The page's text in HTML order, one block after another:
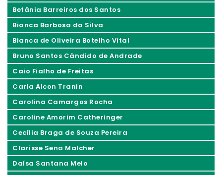
Betânia Barreiros dos Santos
Bianca Barbosa da Silva
Bianca de Oliveira Botelho Vital
Bruno Santos Cândido de Andrade
Caio Fialho de Freitas
Carla Alcon Tranin
Carolina Camargos Rocha
Caroline Amorim Catheringer
Cecília Braga de Souza Pereira
Clarisse Sena Malcher
Daísa Santana Melo